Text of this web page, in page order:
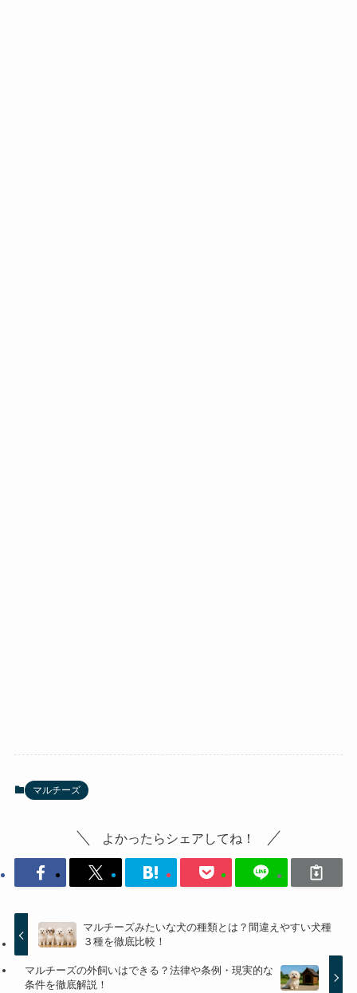
マルチーズ
よかったらシェアしてね！
マルチーズみたいな犬の種類とは？間違えやすい犬種
３種を徹底比較！
マルチーズの外飼いはできる？法律や条例・現実的な
条件を徹底解説！